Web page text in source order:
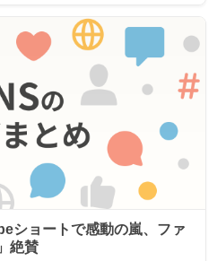
ショートで感動の嵐、ファ
絶賛